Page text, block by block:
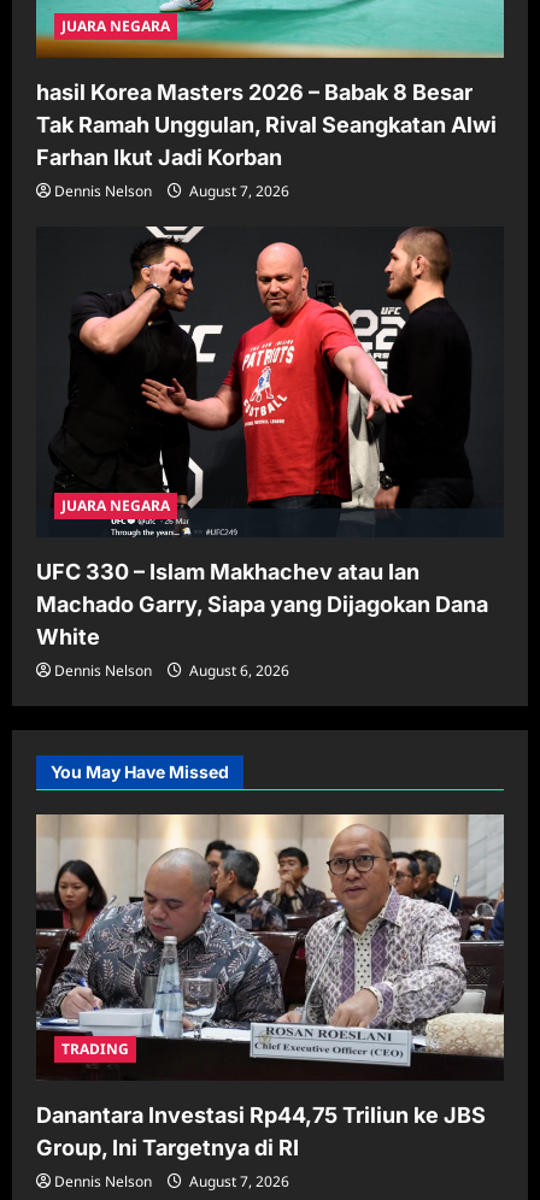
JUARA NEGARA
hasil Korea Masters 2026 – Babak 8 Besar
Tak Ramah Unggulan, Rival Seangkatan Alwi
Farhan Ikut Jadi Korban
Dennis Nelson August 7, 2026
JUARA NEGARA
UFC 330 – Islam Makhachev atau Ian
Machado Garry, Siapa yang Dijagokan Dana
White
Dennis Nelson August 6, 2026
You May Have Missed
TRADING
Danantara Investasi Rp44,75 Triliun ke JBS
Group, Ini Targetnya di RI
Dennis Nelson August 7, 2026